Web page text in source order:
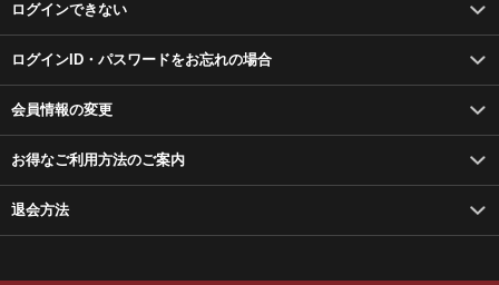
ログインできない
ログインID・パスワードをお忘れの場合
会員情報の変更
お得なご利用方法のご案内
退会方法